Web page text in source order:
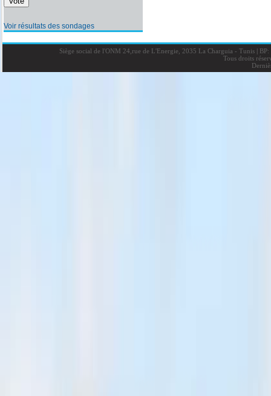
Voir résultats des sondages
Siège social de l'ONM 24,rue de L'Energie, 2035 La Charguia - Tunis |BP:
Tous droits